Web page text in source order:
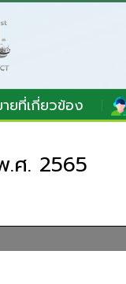
ยที่เกี่ยวข้อง
.ศ. 2565